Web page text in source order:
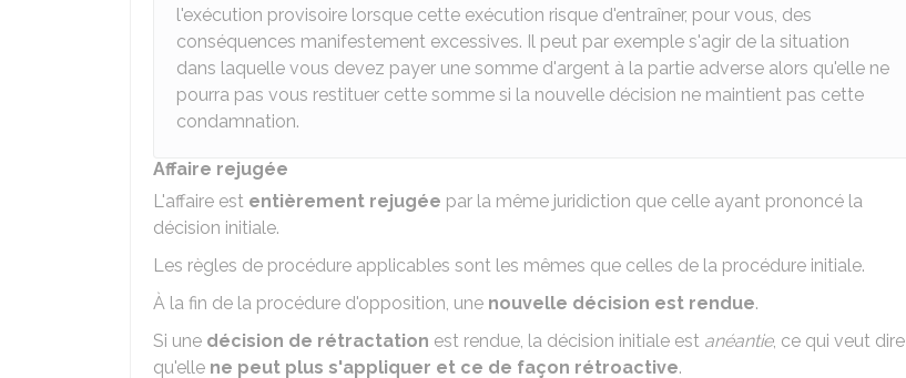
l'exécution provisoire lorsque cette exécution risque d'entraîner, pour vous, des
conséquences manifestement excessives. Il peut par exemple s'agir de la situation
dans laquelle vous devez payer une somme d'argent à la partie adverse alors qu'elle ne
pourra pas vous restituer cette somme si la nouvelle décision ne maintient pas cette
condamnation.
Affaire rejugée
L'affaire est entièrement rejugée par la même juridiction que celle ayant prononcé la
décision initiale.
Les règles de procédure applicables sont les mêmes que celles de la procédure initiale.
À la fin de la procédure d'opposition, une nouvelle décision est rendue.
Si une décision de rétractation est rendue, la décision initiale est anéantie, ce qui veut dire
qu'elle ne peut plus s'appliquer et ce de façon rétroactive.